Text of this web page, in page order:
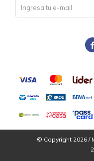

© Copyright 2026 /